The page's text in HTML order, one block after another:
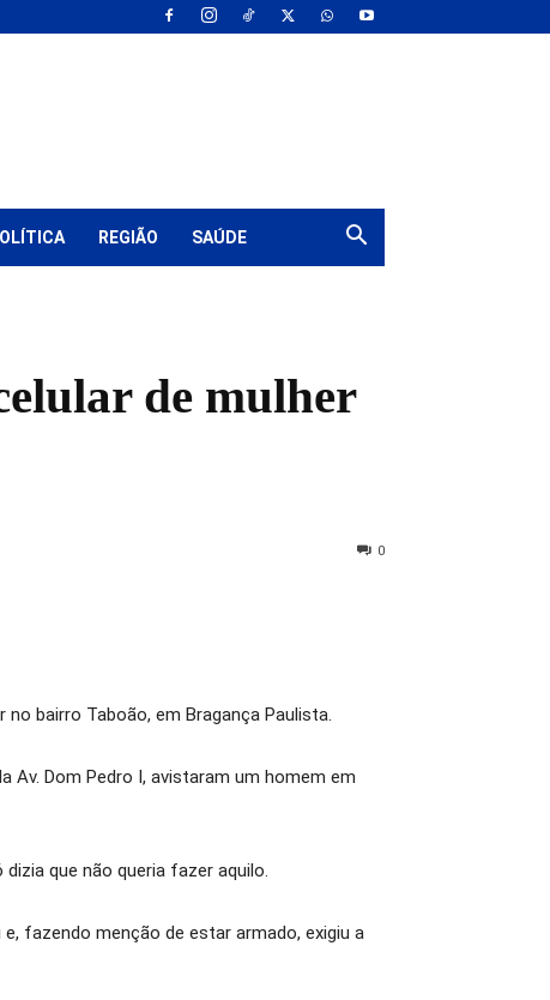
REGIÃO SAÚDE
de mulher
0
bairro Taboão, em Bragança Paulista.
Av. Dom Pedro I, avistaram um homem em
que não queria fazer aquilo.
fazendo menção de estar armado, exigiu a